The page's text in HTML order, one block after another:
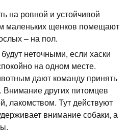
на ровной и устойчивой
маленьких щенков помещают
– на пол.
неточными, если хаски
на одном месте.
дают команду принять
Внимание других питомцев
лакомством. Тут действуют
внимание собаки, а